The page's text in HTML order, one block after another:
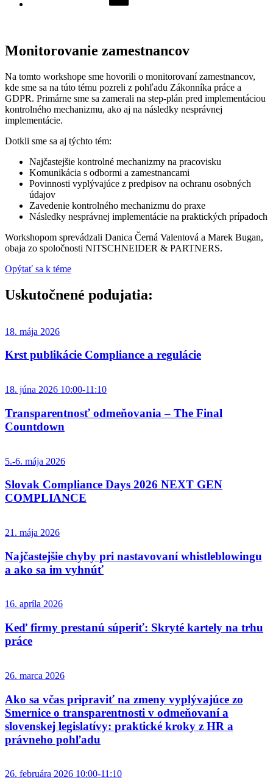
Monitorovanie zamestnancov
Na tomto workshope sme hovorili o monitorovaní zamestnancov,
kde sme sa na túto tému pozreli z pohľadu Zákonníka práce a
GDPR. Primárne sme sa zamerali na step-plán pred implementáciou
kontrolného mechanizmu, ako aj na následky nesprávnej
implementácie.
Dotkli sme sa aj týchto tém:
Najčastejšie kontrolné mechanizmy na pracovisku
Komunikácia s odbormi a zamestnancami
Povinnosti vyplývajúce z predpisov na ochranu osobných
údajov
Zavedenie kontrolného mechanizmu do praxe
Následky nesprávnej implementácie na praktických prípadoch
Workshopom sprevádzali Danica Černá Valentová a Marek Bugan,
obaja zo spoločnosti NITSCHNEIDER & PARTNERS.
Opýtať sa k téme
Uskutočnené podujatia:​
18. mája 2026
Krst publikácie Compliance a regulácie
18. júna 2026 10:00-11:10
Transparentnosť odmeňovania – The Final
Countdown
5.-6. mája 2026
Slovak Compliance Days 2026 NEXT GEN
COMPLIANCE
21. mája 2026
Najčastejšie chyby pri nastavovaní whistleblowingu
a ako sa im vyhnúť
16. apríla 2026
Keď firmy prestanú súperiť: Skryté kartely na trhu
práce
26. marca 2026
Ako sa včas pripraviť na zmeny vyplývajúce zo
Smernice o transparentnosti v odmeňovaní a
slovenskej legislatívy: praktické kroky z HR a
právneho pohľadu
26. februára 2026 10:00-11:10